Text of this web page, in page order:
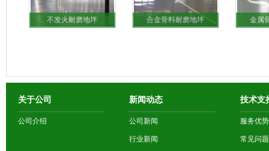
不发火耐磨地坪 合金骨料耐磨地坪 金属
关于公司
公司介绍
新闻动态
公司新闻
行业新闻
技术支
服务优势
常见问题